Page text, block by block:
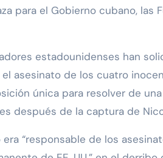
para el Gobierno cubano, las
estadounidenses han
asesinato de los cuatro
única para resolver de
después de la captura de
“responsable de los